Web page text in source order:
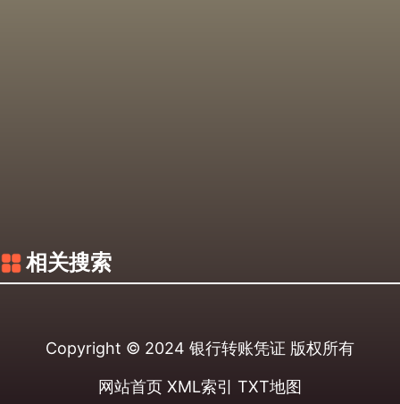
相关搜索
Copyright © 2024 银行转账凭证 版权所有
网站首页 XML索引 TXT地图